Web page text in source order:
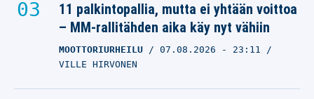
11 palkintopallia, mutta ei yhtään voittoa
– MM-rallitähden aika käy nyt vähiin
MOOTTORIURHEILU 07.08.2026 - 23:11
VILLE HIRVONEN